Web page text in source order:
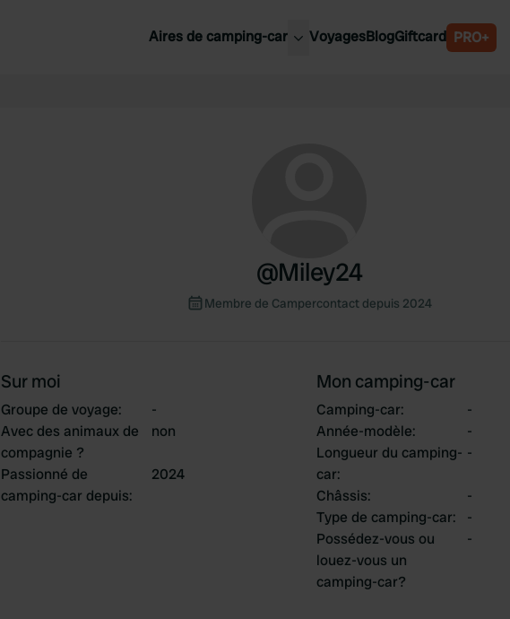
Aires de camping-car VoyagesBlogGiftcard PRO+
@Miley24
Membre de Campercontact depuis 2024
Sur moi
Groupe de voyage:
-
Avec des animaux de
compagnie ?
non
Passionné de
camping-car depuis:
2024
Mon camping-car
Camping-car:
-
Année-modèle:
-
Longueur du camping-
car:
-
Châssis:
-
Type de camping-car:
-
Possédez-vous ou
louez-vous un
camping-car?
-